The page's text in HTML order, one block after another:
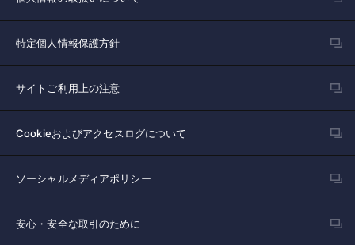
特定個人情報保護方針
サイトご利用上の注意
Cookieおよびアクセスログについて
ソーシャルメディアポリシー
安心・安全な取引のために